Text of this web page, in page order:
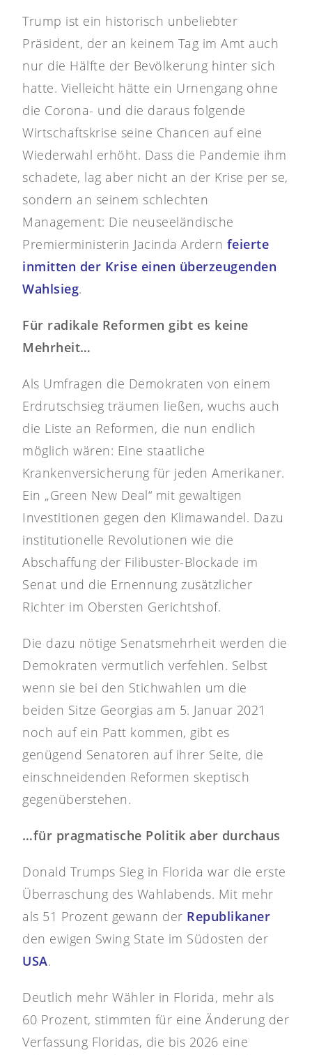
Trump ist ein historisch unbeliebter
Präsident, der an keinem Tag im Amt auch
nur die Hälfte der Bevölkerung hinter sich
hatte. Vielleicht hätte ein Urnengang ohne
die Corona- und die daraus folgende
Wirtschaftskrise seine Chancen auf eine
Wiederwahl erhöht. Dass die Pandemie ihm
schadete, lag aber nicht an der Krise per se,
sondern an seinem schlechten
Management: Die neuseeländische
Premierministerin Jacinda Ardern feierte
inmitten der Krise einen überzeugenden
Wahlsieg.
Für radikale Reformen gibt es keine
Mehrheit…
Als Umfragen die Demokraten von einem
Erdrutschsieg träumen ließen, wuchs auch
die Liste an Reformen, die nun endlich
möglich wären: Eine staatliche
Krankenversicherung für jeden Amerikaner.
Ein „Green New Deal“ mit gewaltigen
Investitionen gegen den Klimawandel. Dazu
institutionelle Revolutionen wie die
Abschaffung der Filibuster-Blockade im
Senat und die Ernennung zusätzlicher
Richter im Obersten Gerichtshof.
Die dazu nötige Senatsmehrheit werden die
Demokraten vermutlich verfehlen. Selbst
wenn sie bei den Stichwahlen um die
beiden Sitze Georgias am 5. Januar 2021
noch auf ein Patt kommen, gibt es
genügend Senatoren auf ihrer Seite, die
einschneidenden Reformen skeptisch
gegenüberstehen.
…für pragmatische Politik aber durchaus
Donald Trumps Sieg in Florida war die erste
Überraschung des Wahlabends. Mit mehr
als 51 Prozent gewann der Republikaner
den ewigen Swing State im Südosten der
USA.
Deutlich mehr Wähler in Florida, mehr als
60 Prozent, stimmten für eine Änderung der
Verfassung Floridas, die bis 2026 eine